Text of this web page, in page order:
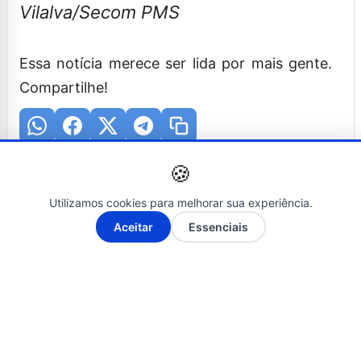
Vilalva/Secom PMS
Essa notícia merece ser lida por mais gente.
Compartilhe!
Busque no ÉBAHIA NEWS
– O SEU PORTAL DE
A- A+
🍪
Utilizamos cookies para melhorar sua experiência.
Aceitar
Essenciais